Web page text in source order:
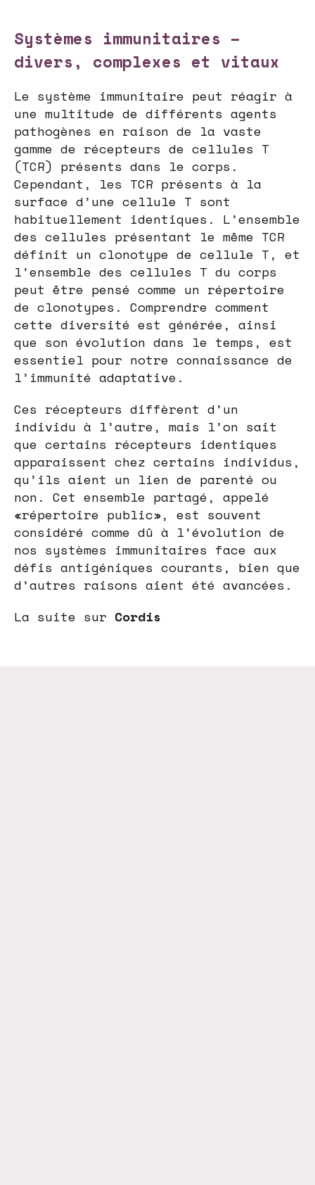
Systèmes immunitaires –
divers, complexes et vitaux
Le système immunitaire peut réagir à
une multitude de différents agents
pathogènes en raison de la vaste
gamme de récepteurs de cellules T
(TCR) présents dans le corps.
Cependant, les TCR présents à la
surface d’une cellule T sont
habituellement identiques. L’ensemble
des cellules présentant le même TCR
définit un clonotype de cellule T, et
l’ensemble des cellules T du corps
peut être pensé comme un répertoire
de clonotypes. Comprendre comment
cette diversité est générée, ainsi
que son évolution dans le temps, est
essentiel pour notre connaissance de
l’immunité adaptative.
Ces récepteurs diffèrent d’un
individu à l’autre, mais l’on sait
que certains récepteurs identiques
apparaissent chez certains individus,
qu’ils aient un lien de parenté ou
non. Cet ensemble partagé, appelé
«répertoire public», est souvent
considéré comme dû à l’évolution de
nos systèmes immunitaires face aux
défis antigéniques courants, bien que
d’autres raisons aient été avancées.
La suite sur Cordis